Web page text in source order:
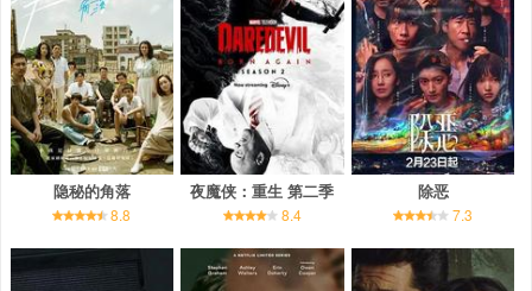
隐秘的角落
8.8
夜魔侠：重生 第二季
8.4
除恶
7.3